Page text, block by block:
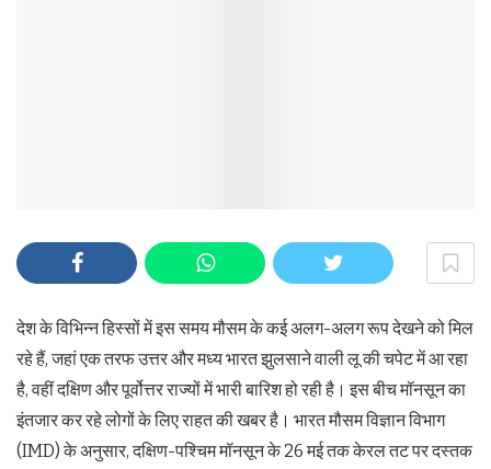
देश के विभिन्न हिस्सों में इस समय मौसम के कई अलग-अलग रूप देखने को मिल
रहे हैं, जहां एक तरफ उत्तर और मध्य भारत झुलसाने वाली लू की चपेट में आ रहा
है, वहीं दक्षिण और पूर्वोत्तर राज्यों में भारी बारिश हो रही है। इस बीच मॉनसून का
इंतजार कर रहे लोगों के लिए राहत की खबर है। भारत मौसम विज्ञान विभाग
(IMD) के अनुसार, दक्षिण-पश्चिम मॉनसून के 26 मई तक केरल तट पर दस्तक